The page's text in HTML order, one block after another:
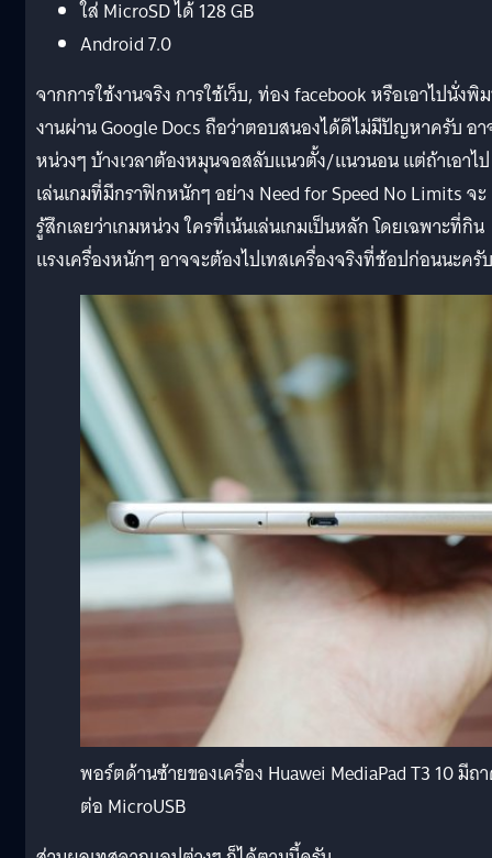
ใส่ MicroSD ได้ 128 GB
Android 7.0
จากการใช้งานจริง การใช้เว็บ, ท่อง facebook หรือเอาไปนั่งพิ
งานผ่าน Google Docs ถือว่าตอบสนองได้ดีไม่มีปัญหาครับ อ
หน่วงๆ บ้างเวลาต้องหมุนจอสลับแนวตั้ง/แนวนอน แต่ถ้าเอาไป
เล่นเกมที่มีกราฟิกหนักๆ อย่าง Need for Speed No Limits จะ
รู้สึกเลยว่าเกมหน่วง ใครที่เน้นเล่นเกมเป็นหลัก โดยเฉพาะที่กิน
แรงเครื่องหนักๆ อาจจะต้องไปเทสเครื่องจริงที่ช้อปก่อนนะครับ
พอร์ตด้านซ้ายของเครื่อง Huawei MediaPad T3 10 มี
ต่อ MicroUSB